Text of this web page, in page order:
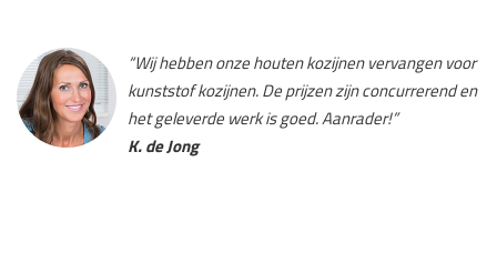
“Wij hebben onze houten kozijnen vervangen voor
kunststof kozijnen. De prijzen zijn concurrerend en
het geleverde werk is goed. Aanrader!”
K. de Jong